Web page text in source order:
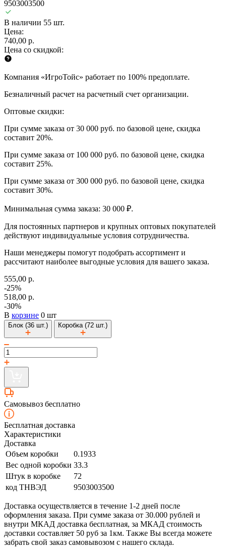
9503003500
В наличии 55 шт.
Цена:
740,00 р.
Цена со скидкой:
Компания «ИгроТойс» работает по 100% предоплате.
Безналичный расчет на расчетный счет организации.
Оптовые скидки:
При сумме заказа от 30 000 руб. по базовой цене, скидка
составит 20%.
При сумме заказа от 100 000 руб. по базовой цене, скидка
составит 25%.
При сумме заказа от 300 000 руб. по базовой цене, скидка
составит 30%.
Минимальная сумма заказа: 30 000 ₽.
Для постоянных партнеров и крупных оптовых покупателей
действуют индивидуальные условия сотрудничества.
Наши менеджеры помогут подобрать ассортимент и
рассчитают наиболее выгодные условия для вашего заказа.
555,00 р.
-25%
518,00 р.
-30%
В корзине 0 шт
Блок (36 шт.) Коробка (72 шт.)
Самовывоз бесплатно
Бесплатная доставка
Характеристики
Доставка
Объем коробки
0.1933
Вес одной коробки 33.3
Штук в коробке
72
код ТНВЭД
9503003500
Доставка осуществляется в течение 1-2 дней после
оформления заказа. При сумме заказа от 30.000 рублей и
внутри МКАД доставка бесплатная, за МКАД стоимость
доставки составляет 50 руб за 1км. Также Вы всегда можете
забрать свой заказ самовывозом с нашего склада.